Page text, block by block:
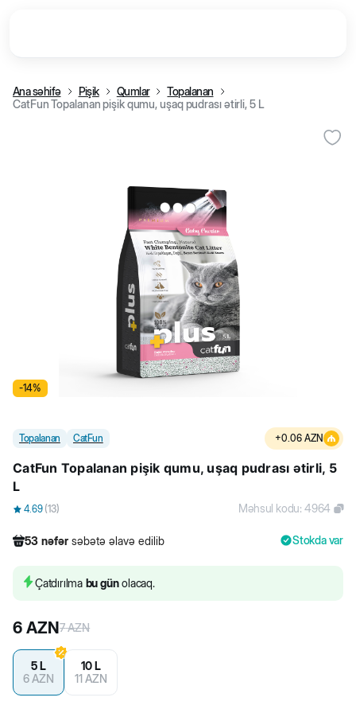
Ana səhifə Pişik Qumlar
Topalanan
CatFun Topalanan pişik qumu, uşaq pudrası ətirli, 5 L
-14%
Topalanan CatFun +0.06 AZN
CatFun Topalanan pişik qumu, uşaq pudrası ətirli, 5
L
4.69 (13) Məhsul kodu:4964
53 nəfər səbətə əlavə edilib
277 nəfər məhsulu alıb
Stokda var
Çatdırılma bu günolacaq.
6 AZN7AZN
5 L
6AZN
10 L
11AZN